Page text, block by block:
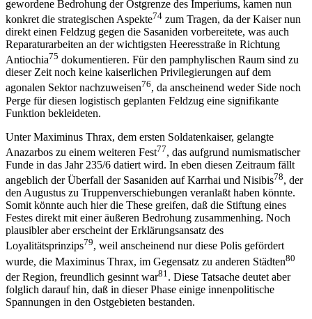
gewordene Bedrohung der Ostgrenze des Imperiums, kamen nun
konkret die strategischen Aspekte74 zum Tragen, da der Kaiser nun
direkt einen Feldzug gegen die Sasaniden vorbereitete, was auch
Reparaturarbeiten an der wichtigsten Heeresstraße in Richtung
Antiochia75 dokumentieren. Für den pamphylischen Raum sind zu
dieser Zeit noch keine kaiserlichen Privilegierungen auf dem
agonalen Sektor nachzuweisen76, da anscheinend weder Side noch
Perge für diesen logistisch geplanten Feldzug eine signifikante
Funktion bekleideten.
Unter Maximinus Thrax, dem ersten Soldatenkaiser, gelangte
Anazarbos zu einem weiteren Fest77, das aufgrund numismatischer
Funde in das Jahr 235/6 datiert wird. In eben diesen Zeitraum fällt
angeblich der Überfall der Sasaniden auf Karrhai und Nisibis78, der
den Augustus zu Truppenverschiebungen veranlaßt haben könnte.
Somit könnte auch hier die These greifen, daß die Stiftung eines
Festes direkt mit einer äußeren Bedrohung zusammenhing. Noch
plausibler aber erscheint der Erklärungsansatz des
Loyalitätsprinzips79, weil anscheinend nur diese Polis gefördert
wurde, die Maximinus Thrax, im Gegensatz zu anderen Städten80
der Region, freundlich gesinnt war81. Diese Tatsache deutet aber
folglich darauf hin, daß in dieser Phase einige innenpolitische
Spannungen in den Ostgebieten bestanden.